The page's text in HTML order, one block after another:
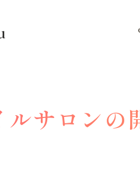
ルサロンの